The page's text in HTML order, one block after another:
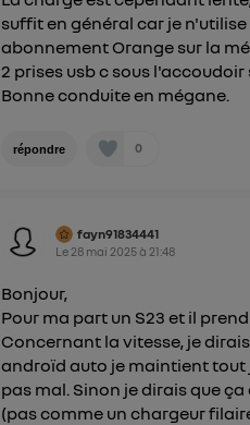
suffit en général car je
abonnement Orange sur la
2 prises usb c sous
Bonne conduite en mégane.
répondre 0
fayn91834441
Le 28 mai 2025à 21:48
Bonjour,
Pour ma part un S23 et il
Concernant la vitesse, je
androïd auto je maintient
pas mal. Sinon je dirais que
(pas comme un chargeur